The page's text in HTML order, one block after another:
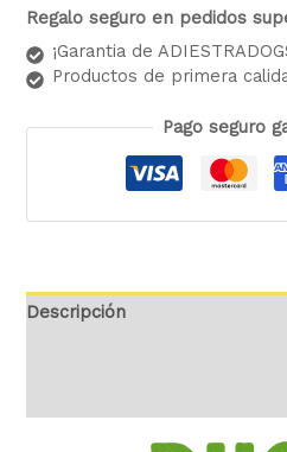
Regalo seguro en pedidos
¡Garantia de
Productos de primera
Pago seguro
Descripción